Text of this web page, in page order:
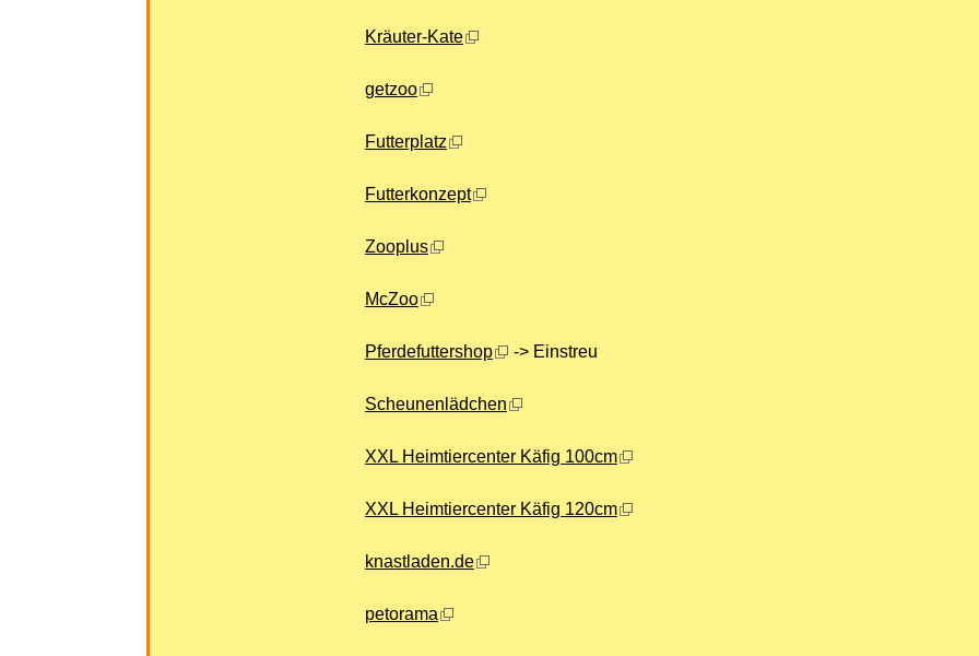
Kräuter-Kate
getzoo
Futterplatz
Futterkonzept
Zooplus
McZoo
Pferdefuttershop -> Einstreu
Scheunenlädchen
XXL Heimtiercenter Käfig 100cm
XXL Heimtiercenter Käfig 120cm
knastladen.de
petorama